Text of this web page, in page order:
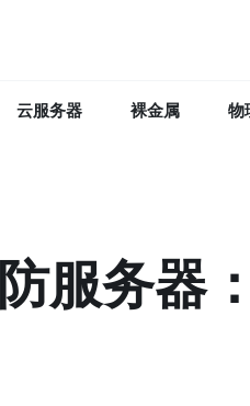
云服务器 裸金属 物
服务器